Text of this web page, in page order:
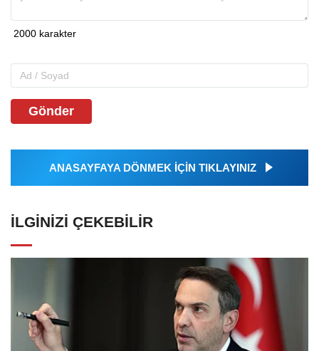
Gönder
ANASAYFAYA DÖNMEK İÇİN TIKLAYINIZ
İLGINIZI ÇEKEBILIR